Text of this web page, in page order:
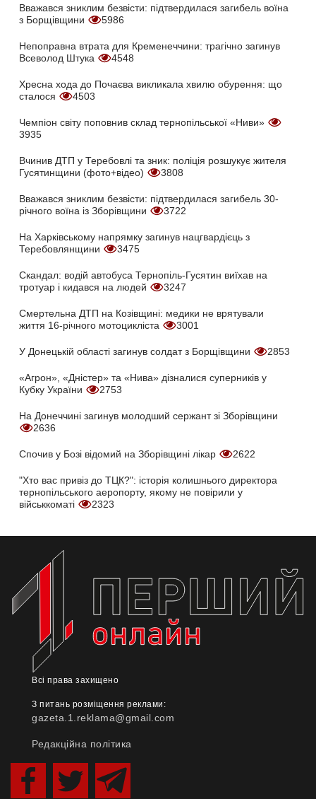
Вважався зниклим безвісти: підтвердилася загибель воїна
з Борщівщини
5986
Непоправна втрата для Кременеччини: трагічно загинув
Всеволод Штука
4548
Хресна хода до Почаєва викликала хвилю обурення: що
сталося
4503
Чемпіон світу поповнив склад тернопільської «Ниви»
3935
Вчинив ДТП у Теребовлі та зник: поліція розшукує жителя
Гусятинщини (фото+відео)
3808
Вважався зниклим безвісти: підтвердилася загибель 30-
річного воїна із Зборівщини
3722
На Харківському напрямку загинув нацгвардієць з
Теребовлянщини
3475
Скандал: водій автобуса Тернопіль-Гусятин виїхав на
тротуар і кидався на людей
3247
Смертельна ДТП на Козівщині: медики не врятували
життя 16-річного мотоцикліста
3001
У Донецькій області загинув солдат з Борщівщини 2853
«Агрон», «Дністер» та «Нива» дізналися суперників у
Кубку України
2753
На Донеччині загинув молодший сержант зі Зборівщини
2636
Спочив у Бозі відомий на Зборівщині лікар 2622
"Хто вас привіз до ТЦК?": історія колишнього директора
тернопільського аеропорту, якому не повірили у
військкоматі
2323
Всі права захищено
З питань розміщення реклами:
gazeta.1.reklama@gmail.com
Редакційна політика